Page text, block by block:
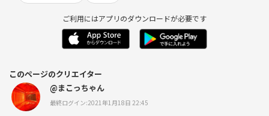
ご利用にはアプリのダウンロードが必要です
このページのクリエイター
@まこっちゃん
最終ログイン:2021年1月18日 22:45